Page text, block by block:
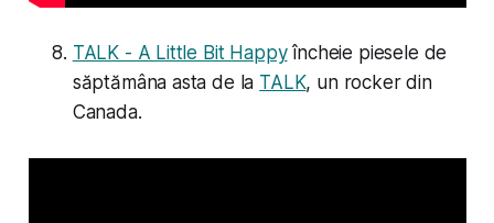
TALK - A Little Bit Happyîncheie piesele de
săptămâna asta de la TALK, un rocker din
Canada.